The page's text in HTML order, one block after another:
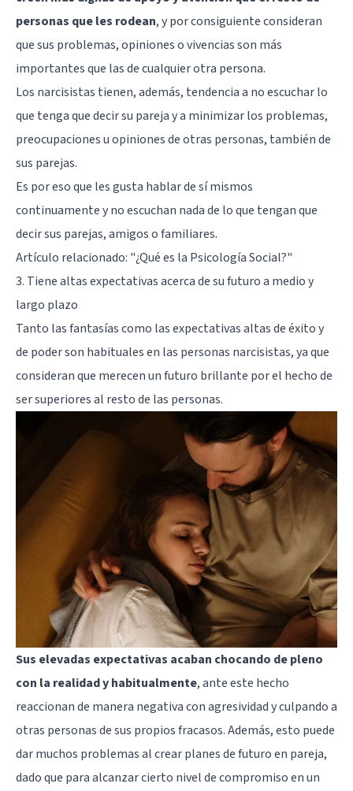
personas que les rodean, y por consiguiente consideran
que sus problemas, opiniones o vivencias son más
importantes que las de cualquier otra persona.
Los narcisistas tienen, además, tendencia a no escuchar lo
que tenga que decir su pareja y a minimizar los problemas,
preocupaciones u opiniones de otras personas, también de
sus parejas.
Es por eso que les gusta hablar de sí mismos
continuamente y no escuchan nada de lo que tengan que
decir sus parejas, amigos o familiares.
Artículo relacionado: "¿Qué es la Psicología Social?"
3. Tiene altas expectativas acerca de su futuro a medio y
largo plazo
Tanto las fantasías como las expectativas altas de éxito y
de poder son habituales en las personas narcisistas, ya que
consideran que merecen un futuro brillante por el hecho de
ser superiores al resto de las personas.
Sus elevadas expectativas acaban chocando de pleno
con la realidad y habitualmente, ante este hecho
reaccionan de manera negativa con agresividad y culpando a
otras personas de sus propios fracasos. Además, esto puede
dar muchos problemas al crear planes de futuro en pareja,
dado que para alcanzar cierto nivel de compromiso en un